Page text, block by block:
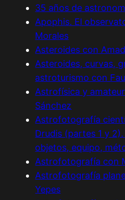
35 años de
Apophis. El
Morales
Asteroides con
Asteroides, curvas,
astroturismo con
Astrofísica y
Sánchez
Astrofotografía
Drudis (partes 1 y
objetos, equipo,
Astrofotografía con
Astrofotografía
Yepes